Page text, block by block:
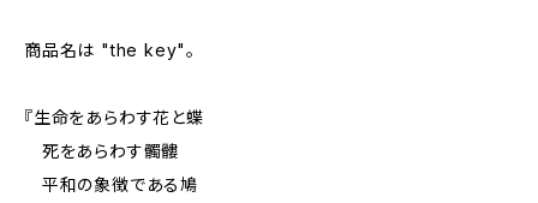
商品名は "the key"。
『生命をあらわす花と蝶
死をあらわす髑髏
平和の象徴である鳩